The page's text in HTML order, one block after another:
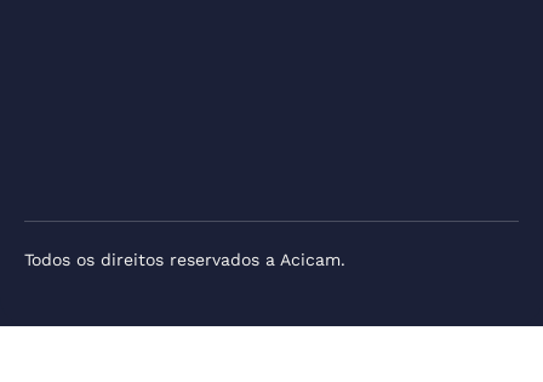
Todos os direitos reservados a Acicam.